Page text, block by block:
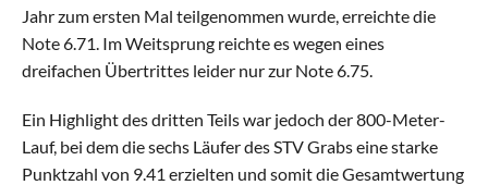
Einführungsriege
Kinderturnen Gross
Jahr zum ersten Mal teilgenommen wurde, erreichte die
Note 6.71. Im Weitsprung reichte es wegen eines
dreifachen Übertrittes leider nur zur Note 6.75.
Ein Highlight des dritten Teils war jedoch der 800-Meter-
Lauf, bei dem die sechs Läufer des STV Grabs eine starke
Punktzahl von 9.41 erzielten und somit die Gesamtwertung